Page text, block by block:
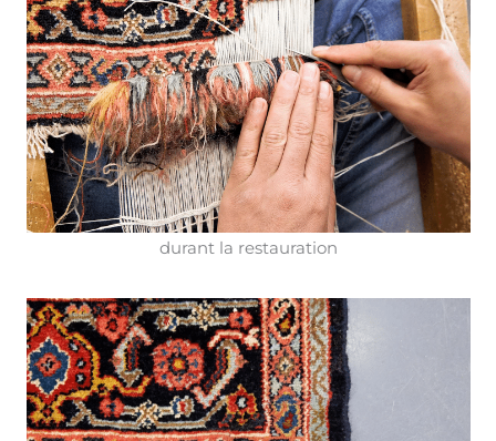
durant la restauration